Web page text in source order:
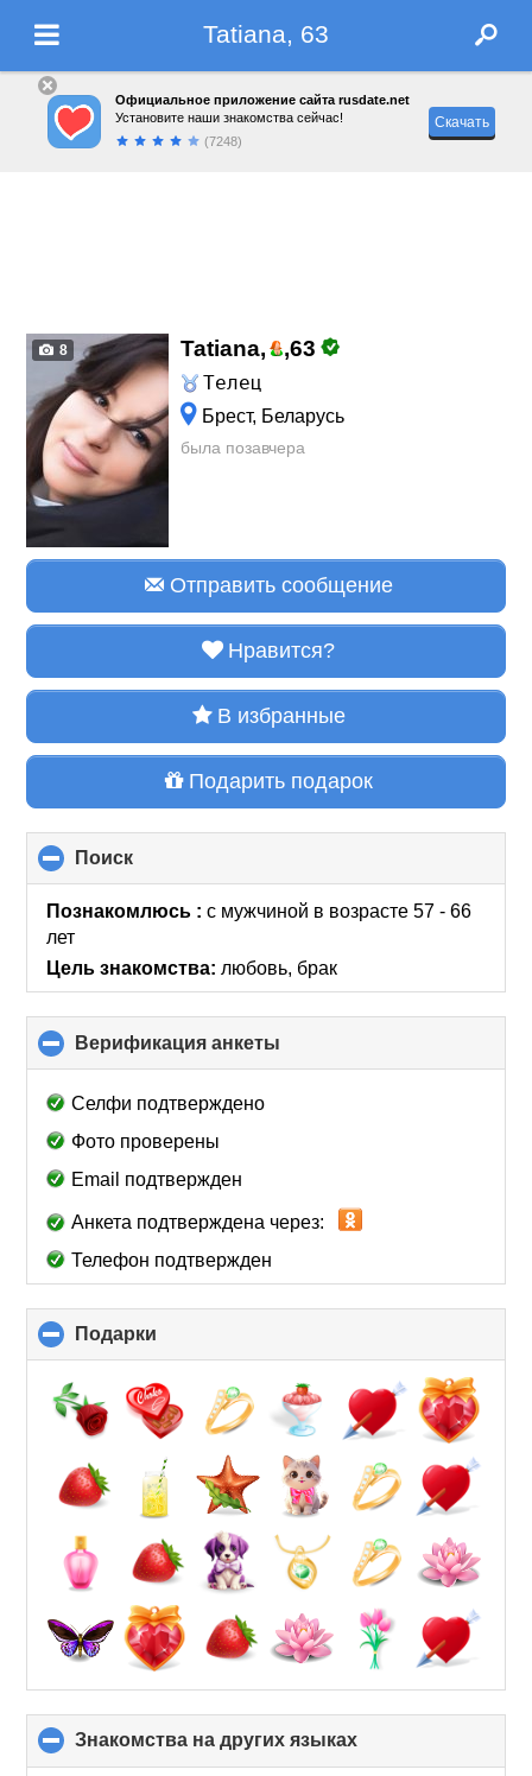
Tatiana, 63
Официальное приложение сайта rusdate.net
Установите наши знакомства сейчас!
(7248)
Скачать
8 Tatiana, ,63
Телец
Брест, Беларусь
была позавчера
Отправить сообщение
Нравится?
В избранные
Подарить подарок
Поиск
to
collapse
Познакомлюсь :с мужчиной в возрасте 57 - 66
лет
Цель знакомства: любовь, брак
Верификация анкеты
to
Селфи подтверждено
Фото проверены
Email подтвержден
Анкета подтверждена через:
Телефон подтвержден
Подарки
to
collapse
contents
Знакомства на других языках
to